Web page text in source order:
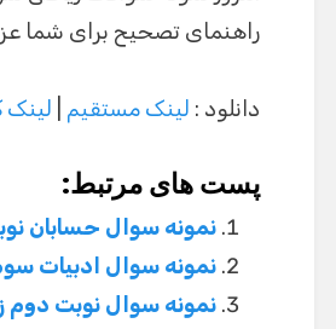
راهنمای تصحیح برای شما
دانلود : لینک مستقیم لینک
پست های مرتبط:
نمونه سوال حسابان
نمونه سوال ادبیات
نمونه سوال نوبت دوم زبان